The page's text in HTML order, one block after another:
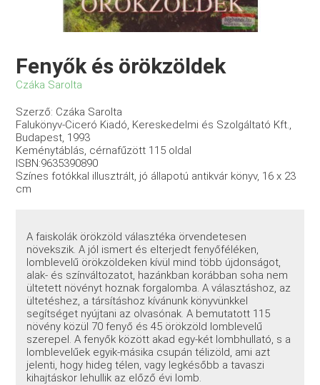
Fenyők és örökzöldek
Czáka Sarolta
Szerző: Czáka Sarolta
Falukönyv-Ciceró Kiadó, Kereskedelmi és Szolgáltató Kft.,
Budapest, 1993
Keménytáblás, cérnafűzött 115 oldal
ISBN:9635390890
Színes fotókkal illusztrált, jó állapotú antikvár könyv, 16 x 23
cm
A faiskolák örökzöld választéka örvendetesen
növekszik. A jól ismert és elterjedt fenyőféléken,
lomblevelű örökzöldeken kívül mind több újdonságot,
alak- és színváltozatot, hazánkban korábban soha nem
ültetett növényt hoznak forgalomba. A választáshoz, az
ültetéshez, a társításhoz kívánunk könyvünkkel
segítséget nyújtani az olvasónak. A bemutatott 115
növény közül 70 fenyő és 45 örökzöld lomblevelű
szerepel. A fenyők között akad egy-két lombhullató, s a
lomblevelűek egyik-másika csupán télizöld, ami azt
jelenti, hogy hideg télen, vagy legkésőbb a tavaszi
kihajtáskor lehullik az előző évi lomb.